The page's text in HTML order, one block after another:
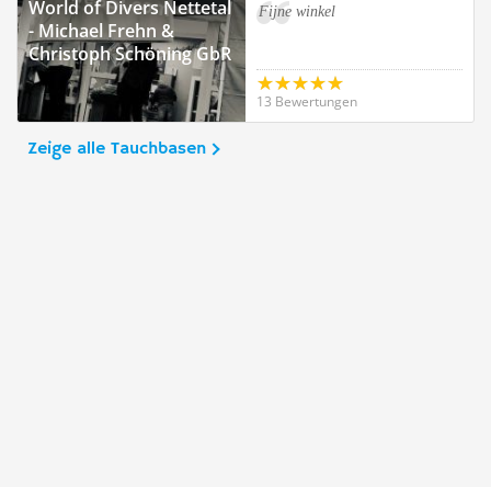
World of Divers Nettetal
- Michael Frehn &
Christoph Schöning GbR
Fijne winkel
13 Bewertungen
Zeige alle Tauchbasen